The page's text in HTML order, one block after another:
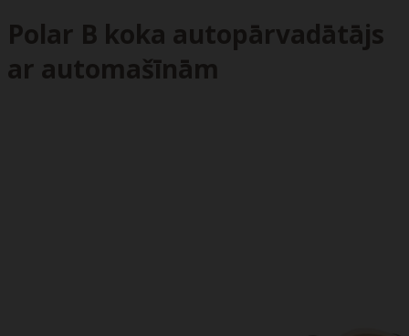
Polar B koka autopārvadātājs
ar automašīnām